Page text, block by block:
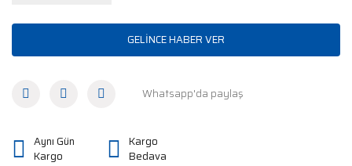
GELİNCE HABER VER
Whatsapp'da paylaş
Aynı Gün
Kargo
Kargo
Bedava